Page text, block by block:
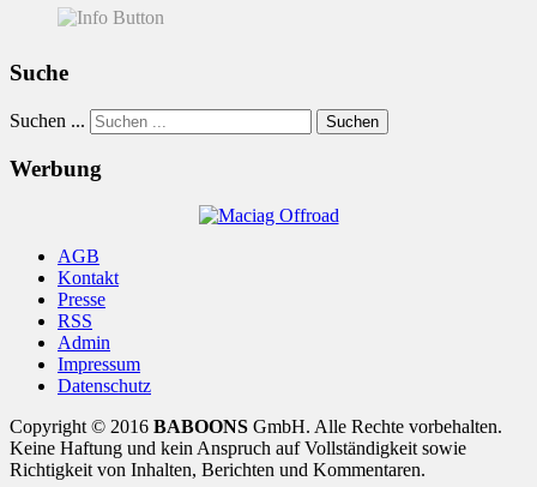
Suche
Suchen ... Suchen
Werbung
AGB
Kontakt
Presse
RSS
Admin
Impressum
Datenschutz
Copyright © 2016 BABOONS GmbH. Alle Rechte vorbehalten.
Keine Haftung und kein Anspruch auf Vollständigkeit sowie
Richtigkeit von Inhalten, Berichten und Kommentaren.